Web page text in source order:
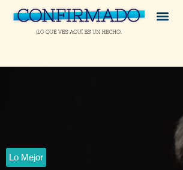
Lo Mejor